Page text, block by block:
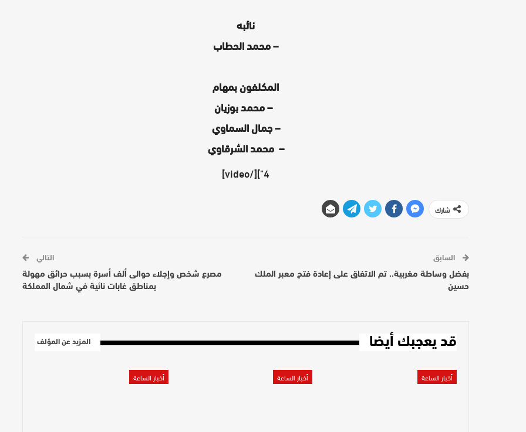
نائبه
– محمد الحطاب
المكلفون بمهام
– محمد بوزيان
– جمال السماوي
– محمد الشرقاوي
4"][/video]
شارك
السابق
بفضل وساطة مغربية.. تم الاتفاق على إعادة فتح معبر الملك
حسين
التالي
مصرع شخص وإجلاء حوالى ألف أسرة بسبب حرائق مهولة
بمناطق غابات نائية في شمال المملكة
قد يعجبك أيضا المزيد عن المؤلف
أخبار الساعة أخبار الساعة أخبار الساعة